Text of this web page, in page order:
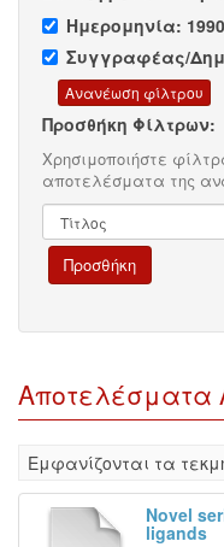
Ημερομηνία:
Συγγραφέας/
Προσθήκη Φίλτρων:
Χρησιμοποιήστε
αποτελέσματα της
Αποτελέσματα
Eμφανίζονται τα
Novel
ligands